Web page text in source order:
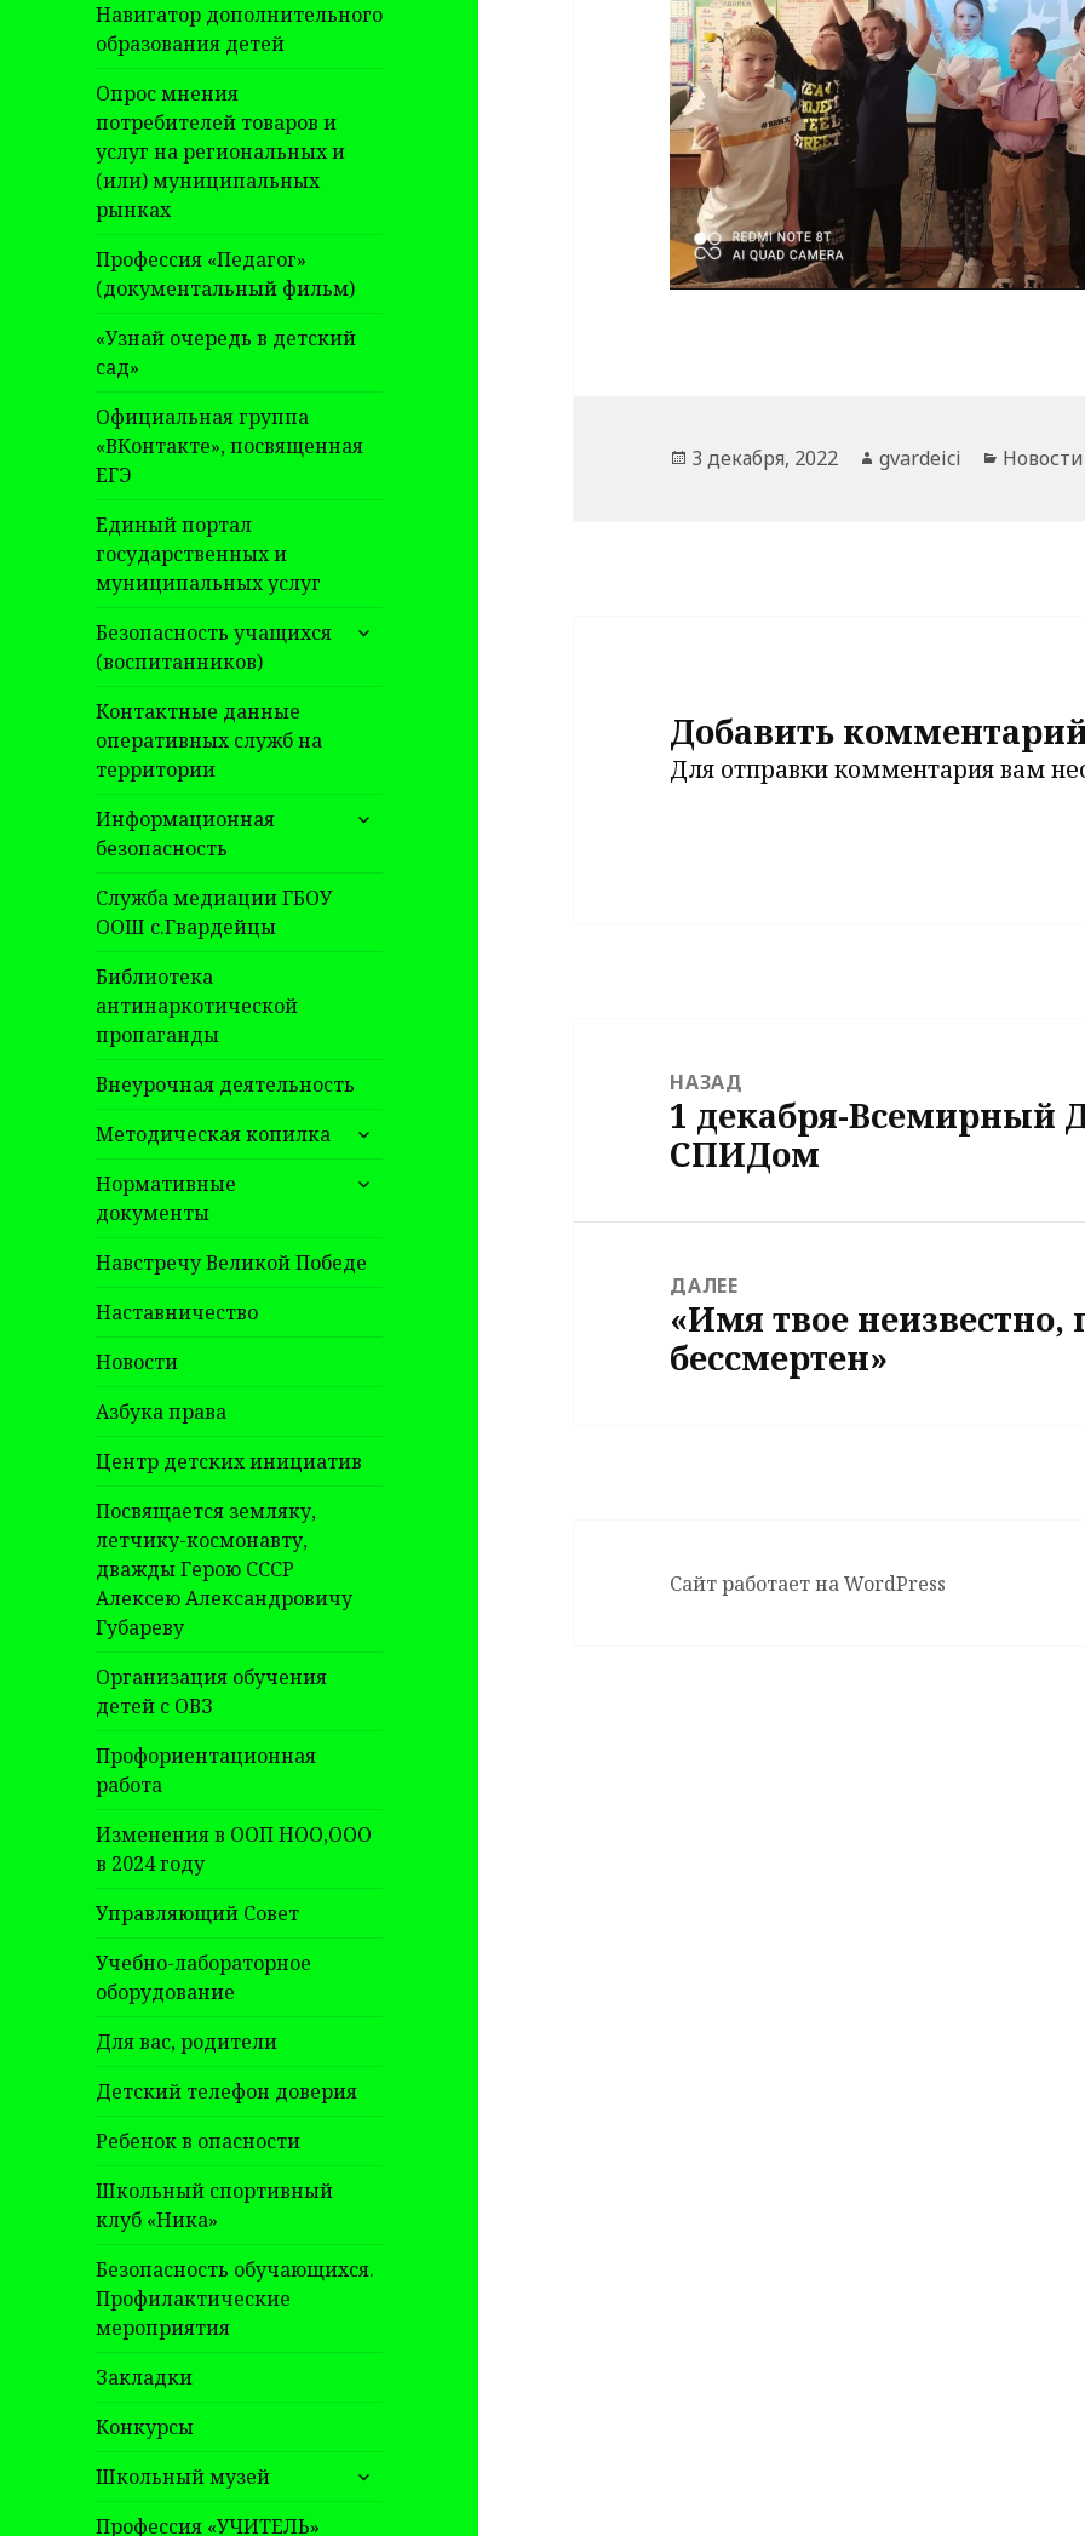
Навигатор дополнительного
образования детей
Опрос мнения
потребителей товаров и
услуг на региональных и
(или) муниципальных
рынках
Профессия «Педагог»
(документальный фильм)
«Узнай очередь в детский
сад»
Официальная группа
«ВКонтакте», посвященная
ЕГЭ
Единый портал
государственных и
муниципальных услуг
Безопасность учащихся
(воспитанников)
раскрыть
Контактные данные
оперативных служб на
территории
Информационная
безопасность
раскрыть
Служба медиации ГБОУ
ООШ с.Гвардейцы
Библиотека
антинаркотической
пропаганды
Внеурочная деятельность
Методическая копилка
раскрыть
дочернее
меню
Нормативные
документы
раскрыть
Навстречу Великой Победе
Наставничество
Новости
Азбука права
Центр детских инициатив
Посвящается земляку,
летчику-космонавту,
дважды Герою СССР
Алексею Александровичу
Губареву
Организация обучения
детей с ОВЗ
Профориентационная
работа
Изменения в ООП НОО,ООО
в 2024 году
Управляющий Совет
Учебно-лабораторное
оборудование
Для вас, родители
Детский телефон доверия
Ребенок в опасности
Школьный спортивный
клуб «Ника»
Безопасность обучающихся.
Профилактические
мероприятия
Закладки
Конкурсы
Школьный музей
раскрыть
дочернее
Профессия «УЧИТЕЛЬ»
Опубликовано
3 декабря, 2022 Автор
gvardeici Рубрики
Новости
Добавить
Для отправки комментария вам
записям
НАЗАД
Предыдущая
запись:
1 декабря-Всемирный
СПИДом
ДАЛЕЕ
Следующая
запись:
«Имя твое неизвестно,
бессмертен»
Сайт работает на WordPress